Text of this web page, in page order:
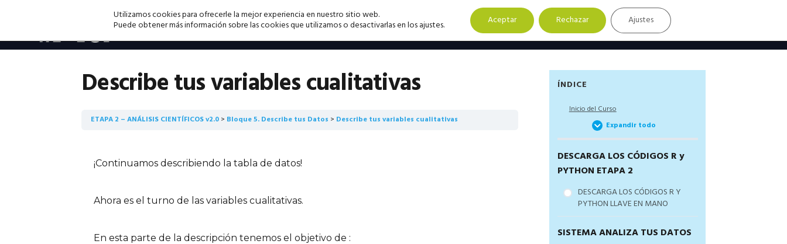
navegación
principal
barra
Describe tus variables cualitativas
ETAPA 2 – ANÁLISIS CIENTÍFICOS v2.0 Bloque 5. Describe tus Datos Describe tus variables cualitativas
¡Continuamos describiendo la tabla de datos!
Ahora es el turno de las variables cualitativas.
En esta parte de la descripción tenemos el objetivo de :
Barra
lateral
principal
ÍNDICE
Inicio del Curso
Expandir todo
DESCARGA LOS CÓDIGOS R y
PYTHON ETAPA 2
DESCARGA LOS CÓDIGOS R Y
PYTHON LLAVE EN MANO
SISTEMA ANALIZA TUS DATOS
Utilizamos cookies para ofrecerle la mejor experiencia en nuestro sitio web.
Puede obtener más información sobre las cookies que utilizamos o desactivarlas en los ajustes. Aceptar Rechazar Ajustes